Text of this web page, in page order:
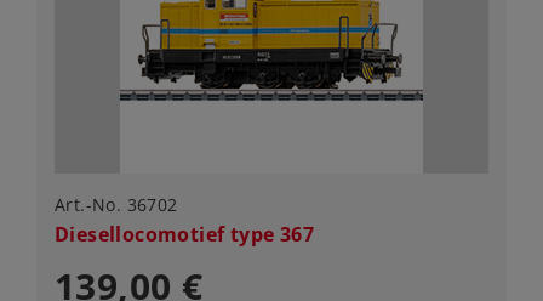
Art.-No. 36702
Diesellocomotief type 367
139,00 €